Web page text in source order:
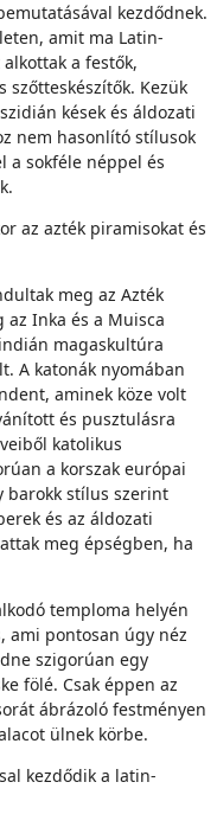
kezdődnek.
amit ma Latin-
a festők,
szőtteskészítők. Kezük
kések és áldozati
nem hasonlító stílusok
a sokféle néppel és
az azték piramisokat és
meg az Azték
Inka és a Muisca
magaskultúra
A katonák nyomában
aminek köze volt
és pusztulásra
katolikus
a korszak európai
barokk stílus szerint
és az áldozati
meg épségben, ha
temploma helyén
ami pontosan úgy néz
szigorúan egy
fölé. Csak éppen az
ábrázoló festményen
ülnek körbe.
kezdődik a latin-